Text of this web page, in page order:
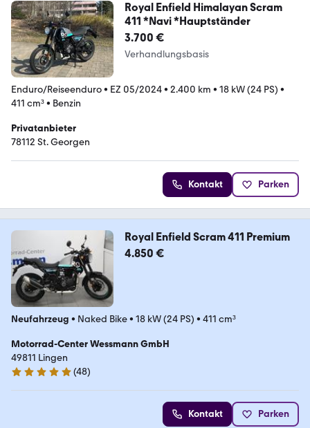
Royal Enfield Himalayan Scram
411 *Navi *Hauptständer
3.700 €
Verhandlungsbasis
Enduro/Reiseenduro• EZ 05/2024• 2.400 km • 18 kW (24 PS) •
411 cm³• Benzin
Privatanbieter
78112 St. Georgen
Kontakt Parken
Royal Enfield Scram 411 Premium
4.850 €
Neufahrzeug • Naked Bike• 18 kW (24 PS) • 411 cm³
Motorrad-Center Wessmann GmbH
49811 Lingen
5 Sterne
(48)
Kontakt Parken